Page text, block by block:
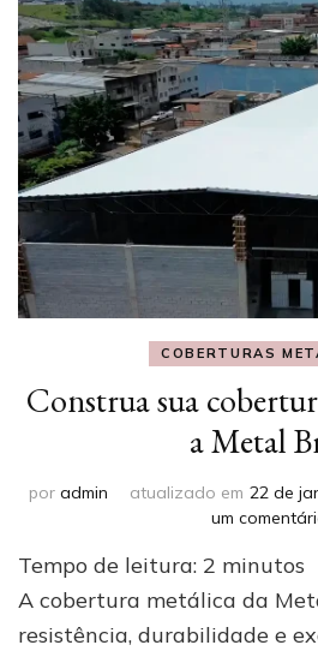
COBERTURAS
Construa sua
a Metal
por admin atualizado em 22 de
um
Tempo de leitura: 2 minutos
A cobertura metálica da
resistência, durabilidade e